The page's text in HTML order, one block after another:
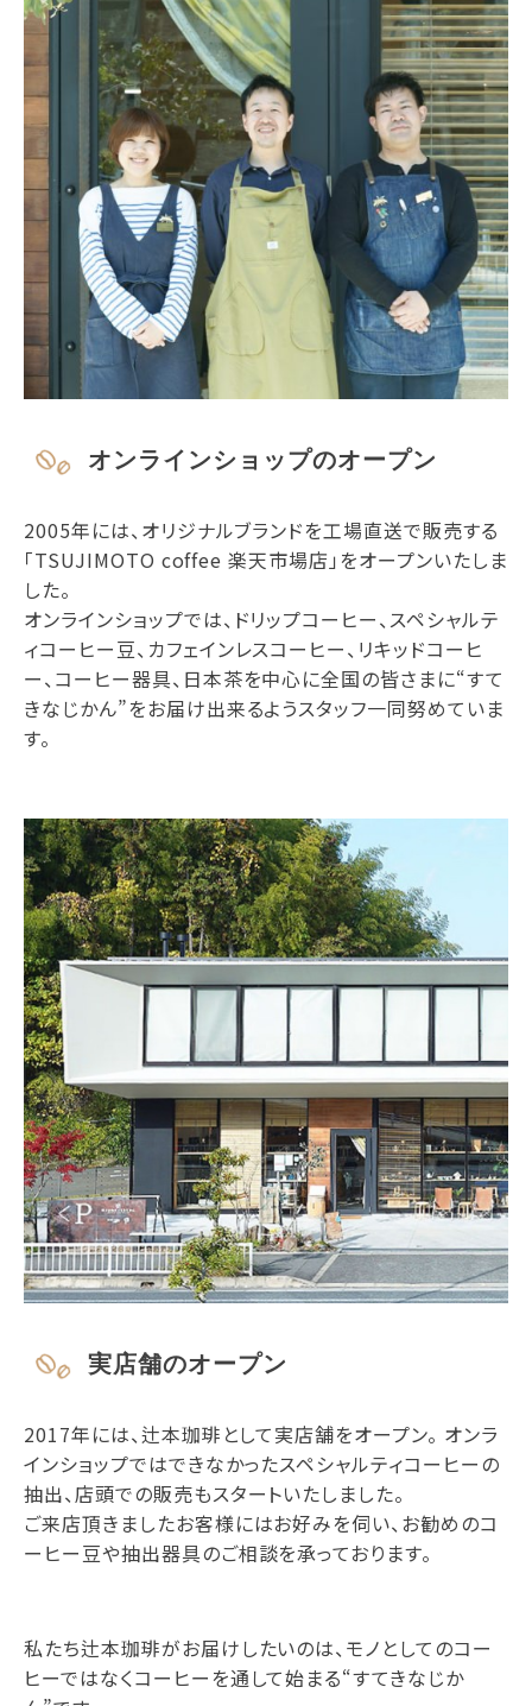
オンラインショップのオープン
2005年には、オリジナルブランドを工場直送で販売する
「TSUJIMOTO coffee 楽天市場店」をオープンいたしま
した。
オンラインショップでは、ドリップコーヒー、スペシャルテ
ィコーヒー豆、カフェインレスコーヒー、リキッドコーヒ
ー、コーヒー器具、日本茶を中心に全国の皆さまに“すて
きなじかん”をお届け出来るようスタッフ一同努めていま
す。
実店舗のオープン
2017年には、辻本珈琲として実店舗をオープン。 オンラ
インショップではできなかったスペシャルティコーヒーの
抽出、店頭での販売もスタートいたしました。
ご来店頂きましたお客様にはお好みを伺い、お勧めのコ
ーヒー豆や抽出器具のご相談を承っております。
私たち辻本珈琲がお届けしたいのは、モノとしてのコー
ヒーではなくコーヒーを通して始まる“すてきなじか